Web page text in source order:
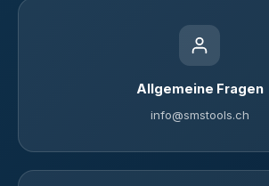
Allgemeine Fragen
info@smstools.ch